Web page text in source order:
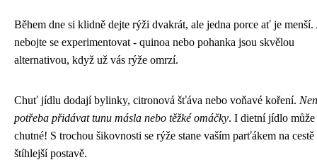
Během dne si klidně dejte rýži dvakrát, ale jedna porce ať je menší.
nebojte se experimentovat - quinoa nebo pohanka jsou skvělou
alternativou, když už vás rýže omrzí.
Chuť jídlu dodají bylinky, citronová šťáva nebo voňavé koření.
potřeba přidávat tunu másla nebo těžké omáčky. I dietní jídlo
chutné! S trochou šikovnosti se rýže stane vaším parťákem na cestě
štíhlejší postavě.